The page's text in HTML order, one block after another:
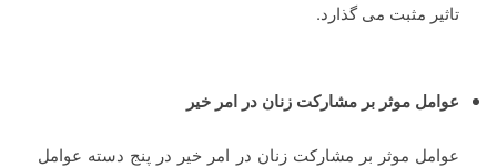
تاثیر مثبت می گذارد.
عوامل موثر بر مشارکت زنان در امر خیر
عوامل موثر بر مشارکت زنان در امر خیر در پنج دسته عوامل